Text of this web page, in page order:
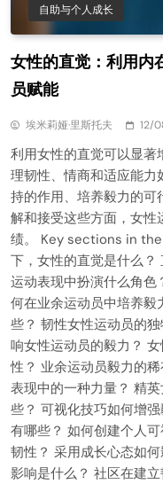
自助与个人成长
女性的直觉：利用内
员赋能
埃米莉娅·里斯托夫 12/
利用女性的直觉可以显
理韧性、情商和适应能力
持的作用、培养毅力的可
解和接受这些方面，女
绩。 Key sections in
下，女性的直觉是什么？
运动表现中扮演什么角色
何在业余运动员中培养
些？ 韧性女性运动员的
响女性运动员的毅力？
性？ 业余运动员毅力的
表现中的一种力量？ 精
些？ 可视化技巧如何增
有哪些？ 如何创建个人
韧性？ 采用成长心态如
影响是什么？ 社区在建